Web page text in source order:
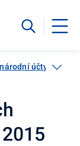
národní účty